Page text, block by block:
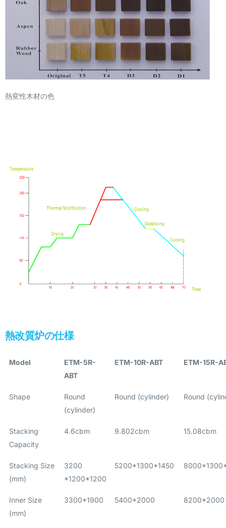
熱変性木材の色
熱改質炉の仕様
Model
ETM-5R-
ABT
ETM-10R-ABT ETM-15R-
Shape
Round
(cylinder)
Round (cylinder) Round
Stacking
Capacity
4.6cbm 9.802cbm 15.08cbm
Stacking Size
(mm)
3200
*1200*1200
5200*1300*1450
Inner Size
(mm)
3300*1900 5400*2000 8200*2000